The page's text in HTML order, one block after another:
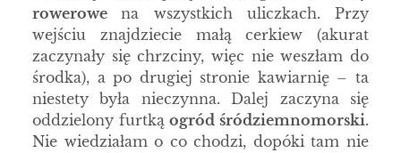
rowerowena wszystkich uliczkach. Przy
wejściu znajdziecie małą cerkiew (akurat
zaczynały się chrzciny, więc nie weszłam do
środka), a po drugiej stronie kawiarnię – ta
niestety była nieczynna. Dalej zaczyna się
oddzielony furtkąogród śródziemnomorski.
Nie wiedziałam o co chodzi, dopóki tam nie